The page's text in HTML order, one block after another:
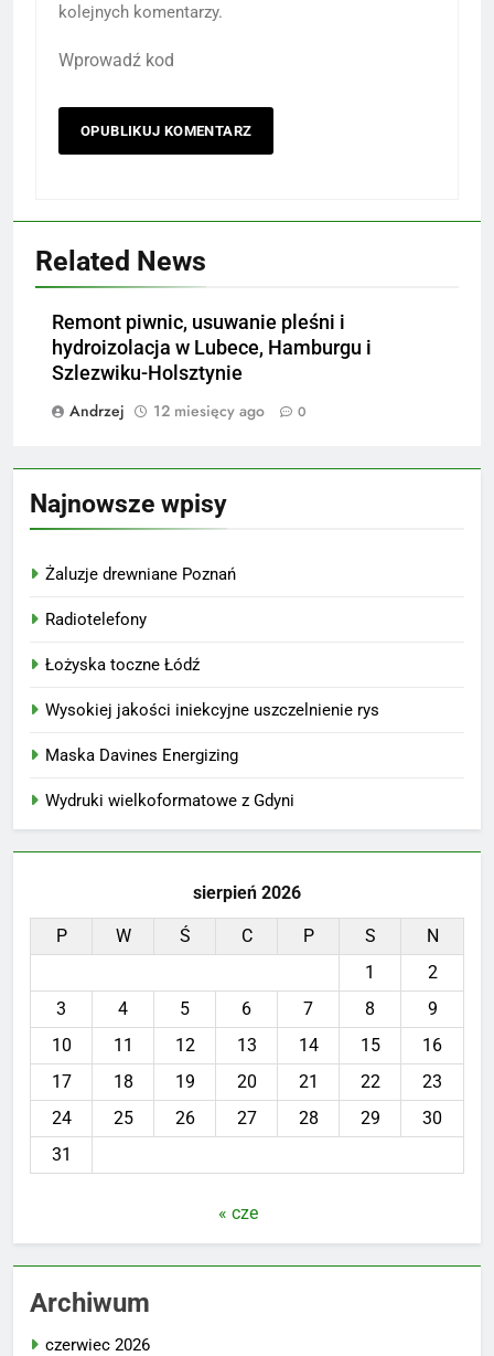
kolejnych komentarzy.
Wprowadź kod
Related News
Remont piwnic, usuwanie pleśni i
hydroizolacja w Lubece, Hamburgu i
Szlezwiku-Holsztynie
Andrzej
12 miesięcy ago 0
Najnowsze wpisy
Żaluzje drewniane Poznań
Radiotelefony
Łożyska toczne Łódź
Wysokiej jakości iniekcyjne uszczelnienie rys
Maska Davines Energizing
Wydruki wielkoformatowe z Gdyni
sierpień 2026
P W Ś C P S
N
1
2
3
4 5 6 7 8
9
10
11 12 13 14 15
16
17
18 19 20 21 22
23
24
25 26 27 28 29
30
31
« cze
Archiwum
czerwiec 2026